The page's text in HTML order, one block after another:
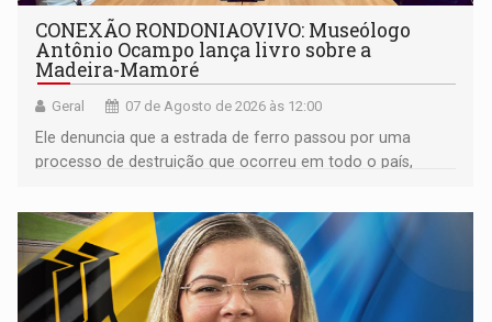
CONEXÃO RONDONIAOVIVO: Museólogo
Antônio Ocampo lança livro sobre a
Madeira-Mamoré
Geral 07 de Agosto de 2026 às 12:00
Ele denuncia que a estrada de ferro passou por uma
processo de destruição que ocorreu em todo o país,